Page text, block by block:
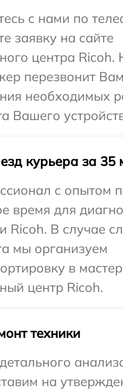
с нами по
заявку на сайте
центра
перезвонит
необходимых
Вашего
курьера за 35
с опытом
время для
Ricoh. В случае
мы организуем
в
центр Ricoh.
техники
на